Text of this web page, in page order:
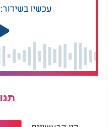
כאור החמה", מצב של
באותה עוצמה של המקור
היכולת להתבטל אל מול
בהתחדשות המתמדת של
שבה נזכה גם אנחנו
העולם באורו.
יהי רצון שנזכה לכך במהרה
עכשיו